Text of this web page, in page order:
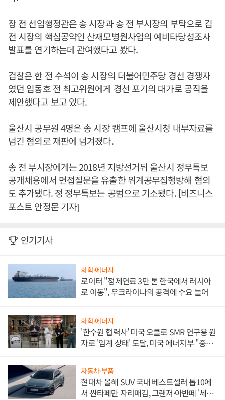
장 전 선임행정관은 송 시장과 송 전 부시장의 부탁으로 김
전 시장의 핵심공약인 산재모병원사업의 예비타당성조사
발표를 연기하는데 관여했다고 봤다.
검찰은 한 전 수석이 송 시장의 더불어민주당 경선 경쟁자
였던 임동호 전 최고위원에게 경선 포기의 대가로 공직을
제안했다고 보고 있다.
울산시 공무원 4명은 송 시장 캠프에 울산시청 내부자료를
넘긴 혐의로 재판에 넘겨졌다.
송 전 부시장에게는 2018년 지방선거뒤 울산시 정무특보
공개채용에서 면접질문을 유출한 위계공무집행방해 혐의
도 추가됐다. 정 정무특보는 공범으로 기소됐다. [비즈니스
포스트 안정문 기자]
인기기사
화학·에너지
로이터 "정제연료 3만 톤 한국에서 러시아
로 이동", 우크라이나의 공격에 수요 늘어
화학·에너지
'한수원 협력사' 미국 오클로 SMR 연구용 원
자로 '임계 상태' 도달, 미국 에너지부 "중요
자동차·부품
현대차 올해 SUV 국내 베스트셀러 톱10에
서 싼타페만 자리매김, 그랜저·아반떼 '세단